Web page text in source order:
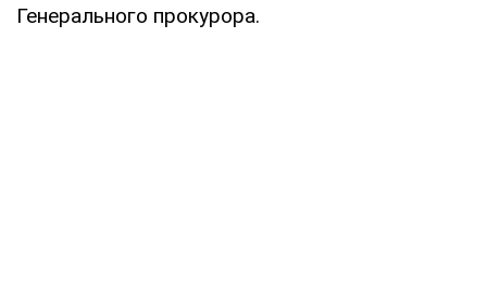
Генерального прокурора.